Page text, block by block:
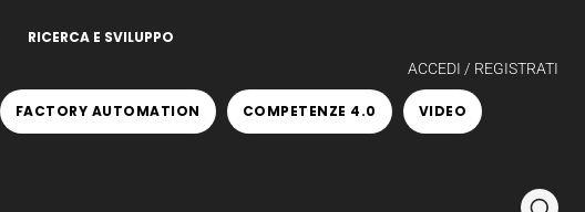
RICERCA E SVILUPPO
ACCEDI / REGISTRATI
FACTORY AUTOMATION COMPETENZE 4.0 VIDEO